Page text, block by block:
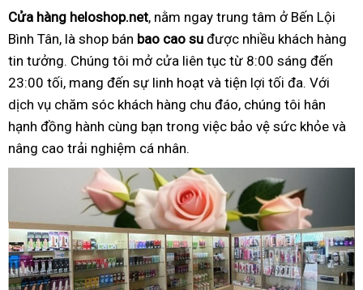
Cửa hàng heloshop.net, nằm ngay trung tâm ở Bến Lội
Bình Tân, là shop bán bao cao su được nhiều khách hàng
tin tưởng. Chúng tôi mở cửa liên tục từ 8:00 sáng đến
23:00 tối, mang đến sự linh hoạt và tiện lợi tối đa. Với
dịch vụ chăm sóc khách hàng chu đáo, chúng tôi hân
hạnh đồng hành cùng bạn trong việc bảo vệ sức khỏe và
nâng cao trải nghiệm cá nhân.